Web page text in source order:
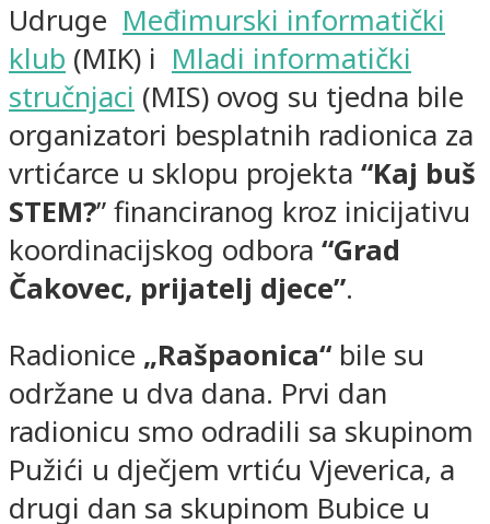
Udruge Međimurski informatički
klub (MIK) i Mladi informatički
stručnjaci (MIS) ovog su tjedna bile
organizatori besplatnih radionica za
vrtićarce u sklopu projekta “Kaj buš
STEM?” financiranog kroz inicijativu
koordinacijskog odbora “Grad
Čakovec, prijatelj djece”.
Radionice „Rašpaonica“ bile su
održane u dva dana. Prvi dan
radionicu smo odradili sa skupinom
Pužići u dječjem vrtiću Vjeverica, a
drugi dan sa skupinom Bubice u